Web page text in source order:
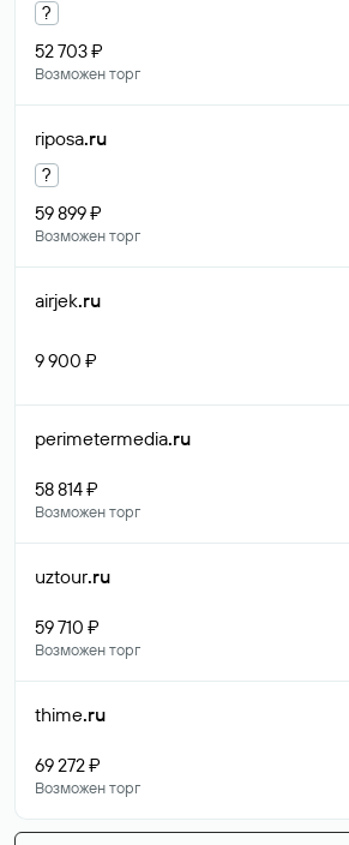
?
52 703 ₽
Возможен торг
riposa.ru
?
59 899 ₽
Возможен торг
airjek.ru
9 900 ₽
perimetermedia.ru
58 814 ₽
Возможен торг
uztour.ru
59 710 ₽
Возможен торг
thime.ru
69 272 ₽
Возможен торг